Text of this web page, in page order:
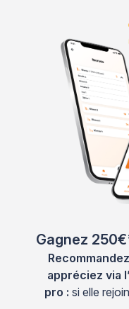
Gagnez
appréciez via
pro : si elle